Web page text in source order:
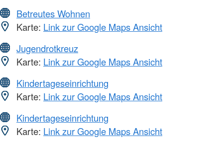
Betreutes Wohnen
Karte: Link zur Google Maps Ansicht
Jugendrotkreuz
Karte: Link zur Google Maps Ansicht
Kindertageseinrichtung
Karte: Link zur Google Maps Ansicht
Kindertageseinrichtung
Karte: Link zur Google Maps Ansicht